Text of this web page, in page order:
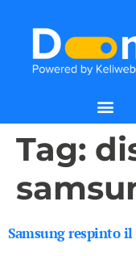
Tag:
Samsung respinto il